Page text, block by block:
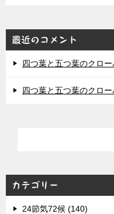
最近のコメント
四つ葉と五つ葉のクロ
四つ葉と五つ葉のクロ
カテゴリー
24節気72候 (140)